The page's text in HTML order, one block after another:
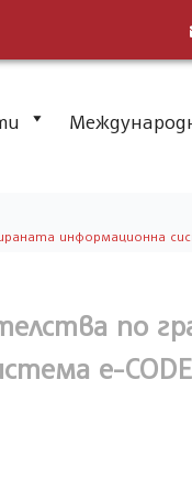
информационна
по
e-